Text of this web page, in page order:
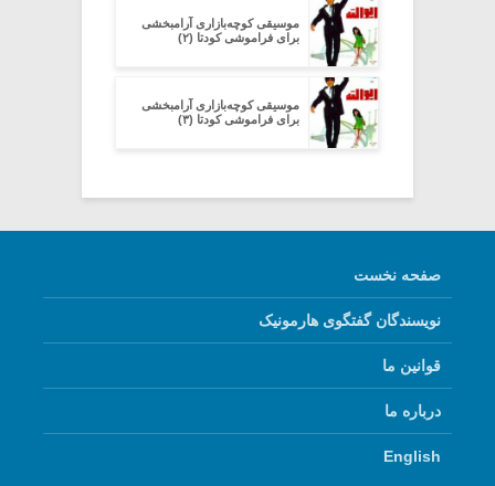
موسیقی کوچه‌بازاری آرامبخشی
برای فراموشی کودتا (۲)
موسیقی کوچه‌بازاری آرامبخشی
برای فراموشی کودتا (۳)
صفحه نخست
نویسندگان گفتگوی هارمونیک
قوانین ما
درباره ما
English